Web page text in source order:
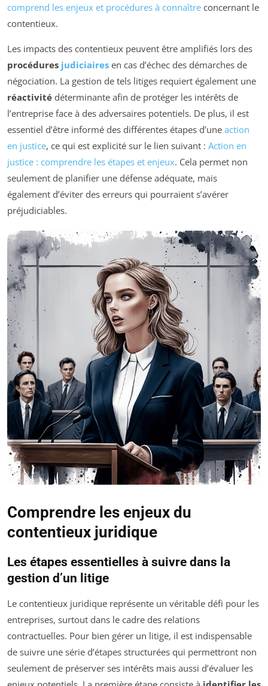
comprend les enjeux et procédures à connaître concernant le
contentieux.
Les impacts des contentieux peuvent être amplifiés lors des
procédures judiciaires en cas d’échec des démarches de
négociation. La gestion de tels litiges requiert également une
réactivité déterminante afin de protéger les intérêts de
l’entreprise face à des adversaires potentiels. De plus, il est
essentiel d’être informé des différentes étapes d’une action
en justice, ce qui est explicité sur le lien suivant : Action en
justice : comprendre les étapes et enjeux. Cela permet non
seulement de planifier une défense adéquate, mais
également d’éviter des erreurs qui pourraient s’avérer
préjudiciables.
Comprendre les enjeux du
contentieux juridique
Les étapes essentielles à suivre dans la
gestion d’un litige
Le contentieux juridique représente un véritable défi pour les
entreprises, surtout dans le cadre des relations
contractuelles. Pour bien gérer un litige, il est indispensable
de suivre une série d’étapes structurées qui permettront non
seulement de préserver ses intérêts mais aussi d’évaluer les